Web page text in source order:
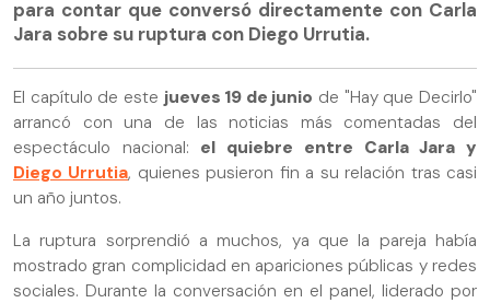
para contar que conversó directamente con Carla
Jara sobre su ruptura con Diego Urrutia.
El capítulo de este jueves 19 de junio de "Hay que Decirlo"
arrancó con una de las noticias más comentadas del
espectáculo nacional: el quiebre entre Carla Jara y
Diego Urrutia, quienes pusieron fin a su relación tras casi
un año juntos.
La ruptura sorprendió a muchos, ya que la pareja había
mostrado gran complicidad en apariciones públicas y redes
sociales. Durante la conversación en el panel, liderado por